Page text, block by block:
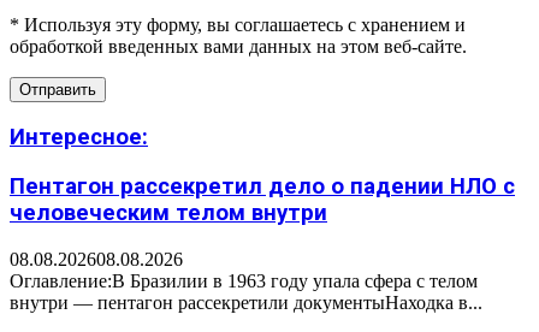
* Используя эту форму, вы соглашаетесь с хранением и
обработкой введенных вами данных на этом веб-сайте.
Интересное:
Пентагон рассекретил дело о падении НЛО с
человеческим телом внутри
08.08.202608.08.2026
Оглавление:В Бразилии в 1963 году упала сфера с телом
внутри — пентагон рассекретили документыНаходка в...